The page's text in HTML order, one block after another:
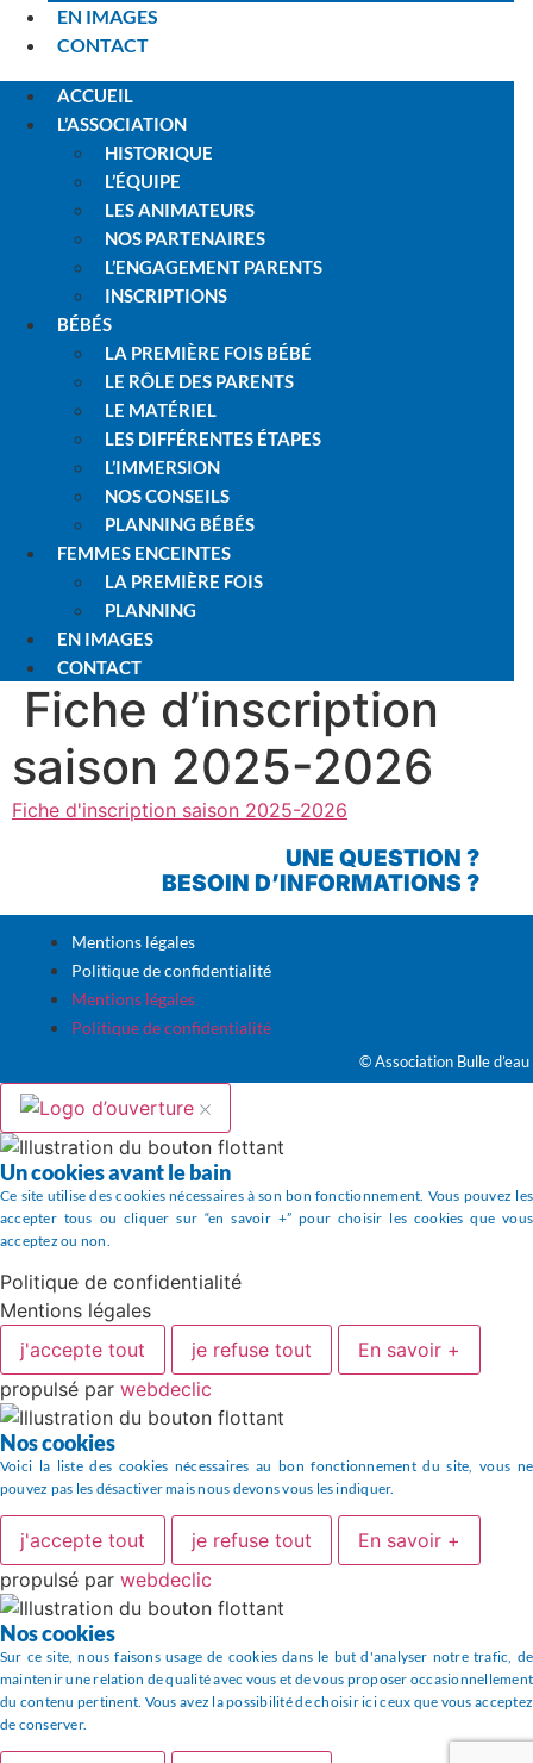
EN IMAGES
CONTACT
ACCUEIL
L’ASSOCIATION
HISTORIQUE
L’ÉQUIPE
LES ANIMATEURS
NOS PARTENAIRES
L’ENGAGEMENT PARENTS
INSCRIPTIONS
BÉBÉS
LA PREMIÈRE FOIS BÉBÉ
LE RÔLE DES PARENTS
LE MATÉRIEL
LES DIFFÉRENTES ÉTAPES
L’IMMERSION
NOS CONSEILS
PLANNING BÉBÉS
FEMMES ENCEINTES
LA PREMIÈRE FOIS
PLANNING
EN IMAGES
CONTACT
Fiche d’inscription
saison 2025-2026
Fiche d'inscription saison 2025-2026
UNE QUESTION ?
BESOIN D’INFORMATIONS ?
Mentions légales
Politique de confidentialité
Mentions légales
Politique de confidentialité
© Association Bulle d’eau
Un cookies avant le bain
Ce site utilise des cookies nécessaires à son bon fonctionnement. Vous pouvez les
accepter tous ou cliquer sur “en savoir +” pour choisir les cookies que vous
acceptez ou non.
Politique de confidentialité
Mentions légales
j'accepte tout
je refuse tout
En savoir +
propulsé par webdeclic
Nos cookies
Voici la liste des cookies nécessaires au bon fonctionnement du site, vous ne
pouvez pas les désactiver mais nous devons vous les indiquer.
j'accepte tout je refuse tout
En savoir +
propulsé par webdeclic
Nos cookies
Sur ce site, nous faisons usage de cookies dans le but d'analyser notre trafic, de
maintenir une relation de qualité avec vous et de vous proposer occasionnellement
du contenu pertinent. Vous avez la possibilité de choisir ici ceux que vous acceptez
de conserver.